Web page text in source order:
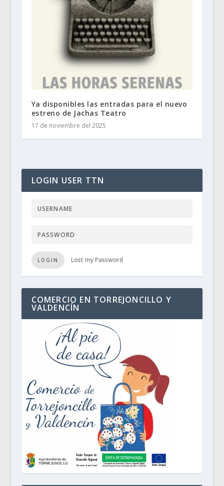
Ya disponibles las entradas para el nuevo
estreno de Jachas Teatro
17 de noviembre del 2025
LOGIN USER TTN
LOGIN Lost my Password
COMERCIO EN TORREJONCILLO Y
VALDENCÍN